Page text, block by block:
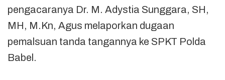
pengacaranya Dr. M. Adystia Sunggara, SH,
MH, M.Kn, Agus melaporkan dugaan
pemalsuan tanda tangannya ke SPKT Polda
Babel.